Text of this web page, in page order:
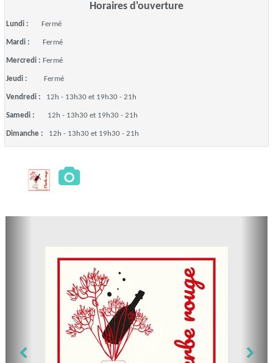
Horaires d'ouverture
Lundi : Fermé
Mardi : Fermé
Mercredi : Fermé
Jeudi : Fermé
Vendredi : 12h - 13h30 et 19h30 - 21h
Samedi : 12h - 13h30 et 19h30 - 21h
Dimanche : 12h - 13h30 et 19h30 - 21h